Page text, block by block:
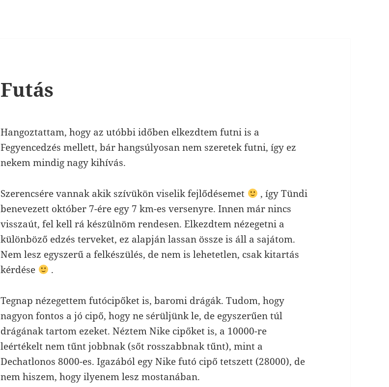
Futás
Hangoztattam, hogy az utóbbi időben elkezdtem futni is a
Fegyencedzés mellett, bár hangsúlyosan nem szeretek futni, így ez
nekem mindig nagy kihívás.
Szerencsére vannak akik szívükön viselik fejlődésemet
, így Tündi
benevezett október 7-ére egy 7 km-es versenyre. Innen már nincs
visszaút, fel kell rá készülnöm rendesen. Elkezdtem nézegetni a
különböző edzés terveket, ez alapján lassan össze is áll a sajátom.
Nem lesz egyszerű a felkészülés, de nem is lehetetlen, csak kitartás
kérdése
.
Tegnap nézegettem futócipőket is, baromi drágák. Tudom, hogy
nagyon fontos a jó cipő, hogy ne sérüljünk le, de egyszerűen túl
drágának tartom ezeket. Néztem Nike cipőket is, a 10000-re
leértékelt nem tűnt jobbnak (sőt rosszabbnak tűnt), mint a
Dechatlonos 8000-es. Igazából egy Nike futó cipő tetszett (28000), de
nem hiszem, hogy ilyenem lesz mostanában.